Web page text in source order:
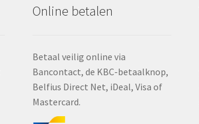
Online betalen
Betaal veilig online via
Bancontact, de KBC-betaalknop,
Belfius Direct Net, iDeal, Visa of
Mastercard.